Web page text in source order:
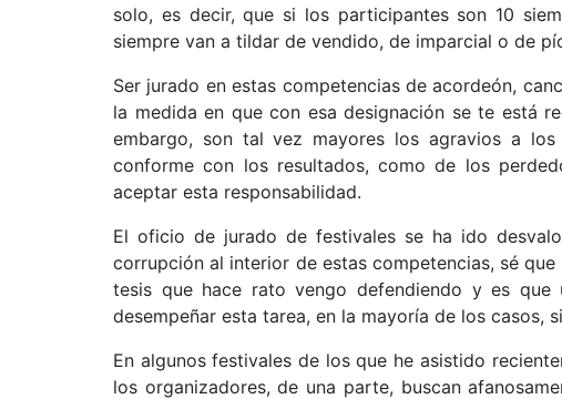
solo, es decir, que si los participantes son 10
siempre van a tildar de vendido, de imparcial o de
Ser jurado en estas competencias de acordeón,
la medida en que con esa designación se te está
embargo, son tal vez mayores los agravios a
conforme con los resultados, como de los
aceptar esta responsabilidad.
El oficio de jurado de festivales se ha ido
corrupción al interior de estas competencias, sé
tesis que hace rato vengo defendiendo y es que
desempeñar esta tarea, en la mayoría de los casos,
En algunos festivales de los que he asistido
los organizadores, de una parte, buscan